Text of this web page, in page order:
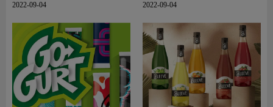
2022-09-04 2022-09-04